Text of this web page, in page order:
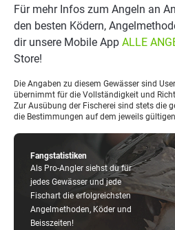
Fangstatistiken
Als Pro-Angler siehst du für
jedes Gewässer und jede
Fischart die erfolgreichsten
Angelmethoden, Köder und
Beisszeiten!
Für mehr Infos zum Angeln an
den besten Ködern,
dir unsere Mobile App ALLE
Store!
Die Angaben zu diesem Gewässer sind
übernimmt für die Vollständigkeit und
Zur Ausübung der Fischerei sind stets die
die Bestimmungen auf dem jeweils